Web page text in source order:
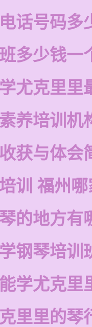
话号码多
多少钱一
尤克里里
养培训机
获与体会
训 福州
的地方有
钢琴培训
学尤克里
里里的琴